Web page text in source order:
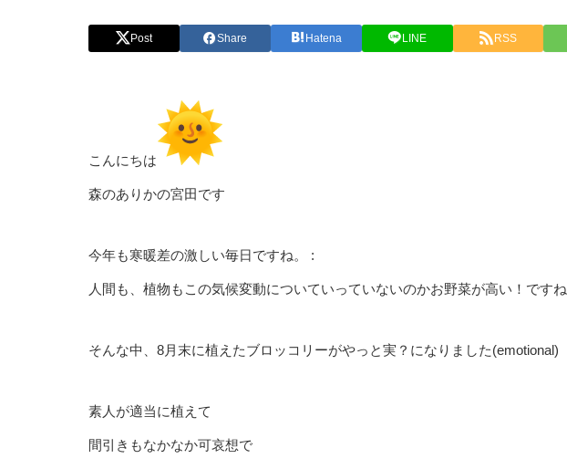
Post Share Hatena LINE RSS
こんにちは
森のありかの宮田です
今年も寒暖差の激しい毎日ですね。 :
人間も、植物もこの気候変動についていっていないのかお野菜が高い！ですね
そんな中、8月末に植えたブロッコリーがやっと実？になりました(emotional)
素人が適当に植えて
間引きもなかなか可哀想で